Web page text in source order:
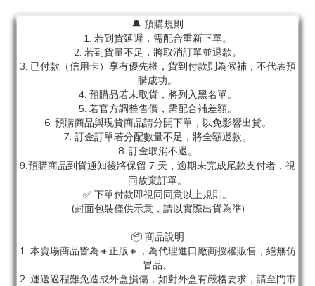
🔔 預購規則
1. 若到貨延遲，需配合重新下單。
2. 若到貨量不足，將取消訂單並退款。
3. 已付款（信用卡）享有優先權，貨到付款則為候補，不代表預
購成功。
4. 預購品若未取貨，將列入黑名單。
5. 若官方調整售價，需配合補差額。
6. 預購商品與現貨商品請分開下單，以免影響出貨。
7. 訂金訂單若分配數量不足，將全額退款。
8. 訂金取消不退。
9.預購商品到貨通知後將保留 7 天，逾期未完成尾款支付者，視
同放棄訂單。
✅ 下單付款即視同同意以上規則。
(封面包裝僅供示意，請以實際出貨為準)
📦 商品說明
1. 本賣場商品皆為🔸正版🔸，為代理進口廠商授權販售，絕無仿
冒品。
2. 運送過程難免造成外盒損傷，如對外盒有嚴格要求，請至門市